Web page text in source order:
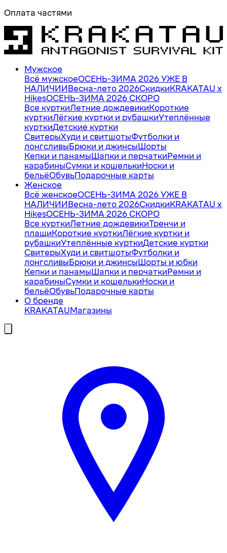
Оплата частями
Мужское
Всё мужскоеОСЕНЬ-ЗИМА 2026 УЖЕ В
НАЛИЧИИВесна-лето 2026СкидкиKRAKATAU x
HikesОСЕНЬ-ЗИМА 2026 СКОРО
Все курткиЛетние дождевикиКороткие
курткиЛёгкие куртки и рубашкиУтеплённые
курткиДетские куртки
СвитерыХуди и свитшотыФутболки и
лонгсливыБрюки и джинсыШорты
Кепки и панамыШапки и перчаткиРемни и
карабиныСумки и кошелькиНоски и
бельёОбувьПодарочные карты
Женское
Всё женскоеОСЕНЬ-ЗИМА 2026 УЖЕ В
НАЛИЧИИВесна-лето 2026СкидкиKRAKATAU x
HikesОСЕНЬ-ЗИМА 2026 СКОРО
Все курткиЛетние дождевикиТренчи и
плащиКороткие курткиЛёгкие куртки и
рубашкиУтеплённые курткиДетские куртки
СвитерыХуди и свитшотыФутболки и
лонгсливыБрюки и джинсыШорты и юбки
Кепки и панамыШапки и перчаткиРемни и
карабиныСумки и кошелькиНоски и
бельёОбувьПодарочные карты
О бренде
KRAKATAUМагазины